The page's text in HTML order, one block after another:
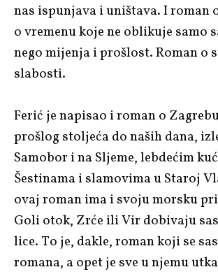
nas ispunjava i uništava. I roman
o vremenu koje ne oblikuje samo
nego mijenja i prošlost. Roman o
slabosti.
Ferić je napisao i roman o
prošlog stoljeća do naših dana,
Samobor i na Sljeme, lebdećim
Šestinama i slamovima u Staroj
ovaj roman ima i svoju morsku
Goli otok, Zrće ili Vir dobivaju
lice. To je, dakle, roman koji se
romana, a opet je sve u njemu